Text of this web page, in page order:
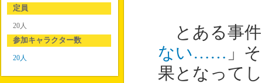
とある事件
ない…… 」
果となって
定員
20人
参加キャラクター数
20人